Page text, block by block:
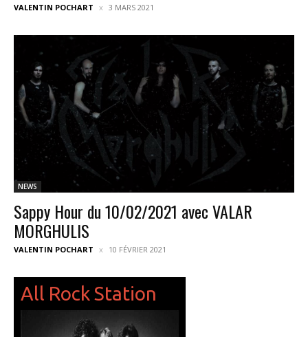
VALENTIN POCHART 3 MARS 2021
NEWS
Sappy Hour du 10/02/2021 avec VALAR
MORGHULIS
VALENTIN POCHART 10 FÉVRIER 2021